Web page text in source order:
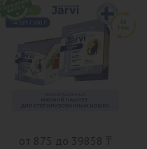
от 875 до 39858 ₸